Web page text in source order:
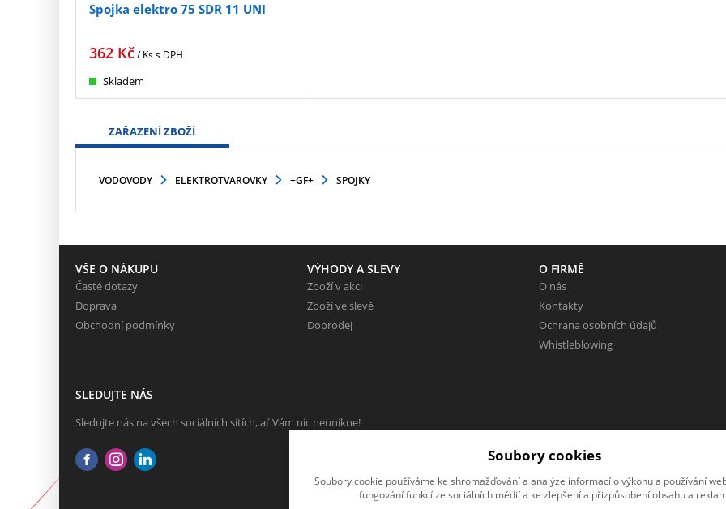
Spojka elektro 75 SDR 11 UNI
362Kč/ Kss DPH
Skladem
ZAŘAZENÍ ZBOŽÍ
VODOVODY ELEKTROTVAROVKY +GF+ SPOJKY
VŠE O NÁKUPU
Časté dotazy
Doprava
Obchodní podmínky
VÝHODY A SLEVY
Zboží v akci
Zboží ve slevě
Doprodej
O FIRMĚ
O nás
Kontakty
Ochrana osobních údajů
Whistleblowing
SLEDUJTE NÁS
Sledujte nás na všech sociálních sítích, ať Vám nic neunikne!
Soubory cookies
Soubory cookie používáme ke shromažďování a analýze informací o výkonu a používání
fungování funkcí ze sociálních médií a ke zlepšení a přizpůsobení obsahu a